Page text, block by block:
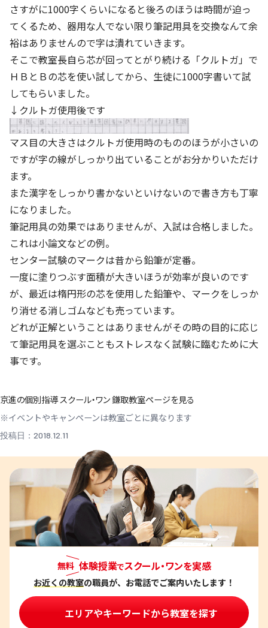
さすがに1000字くらいになると後ろのほうは時間が迫っ
てくるため、器用な人でない限り筆記用具を交換なんて余
裕はありませんので字は潰れていきます。
そこで教室長自ら芯が回ってとがり続ける「クルトガ」で
ＨＢとＢの芯を使い試してから、生徒に1000字書いて試
してもらいました。
↓クルトガ使用後です
マス目の大きさはクルトガ使用時のもののほうが小さいの
ですが字の線がしっかり出ていることがお分かりいただけ
ます。
また漢字をしっかり書かないといけないので書き方も丁寧
になりました。
筆記用具の効果ではありませんが、入試は合格しました。
これは小論文などの例。
センター試験のマークは昔から鉛筆が定番。
一度に塗りつぶす面積が大きいほうが効率が良いのです
が、最近は楕円形の芯を使用した鉛筆や、マークをしっか
り消せる消しゴムなども売っています。
どれが正解ということはありませんがその時の目的に応じ
て筆記用具を選ぶこともストレスなく試験に臨むために大
事です。
京進の個別指導 スクール・ワン 鎌取教室ページを見る
※イベントやキャンペーンは教室ごとに異なります
投稿日：2018.12.11
無料 体験授業でスクール・ワンを実感
お近くの教室の職員が、お電話でご案内いたします！
エリアやキーワードから教室を探す